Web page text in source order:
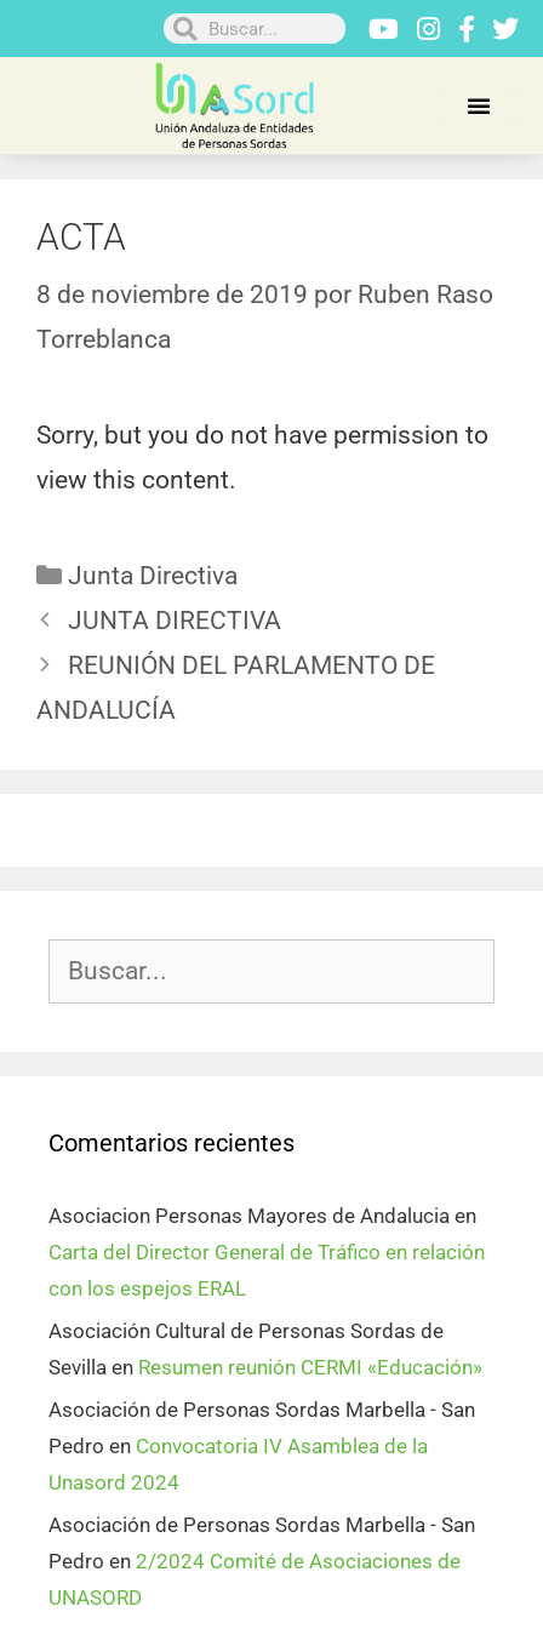
ACTA
8 de noviembre de 2019 por Ruben Raso
Torreblanca
Sorry, but you do not have permission to
view this content.
Junta Directiva
JUNTA DIRECTIVA
REUNIÓN DEL PARLAMENTO DE
ANDALUCÍA
Comentarios recientes
Asociacion Personas Mayores de Andalucia en
Carta del Director General de Tráfico en relación
con los espejos ERAL
Asociación Cultural de Personas Sordas de
Sevilla en Resumen reunión CERMI «Educación»
Asociación de Personas Sordas Marbella - San
Pedro en Convocatoria IV Asamblea de la
Unasord 2024
Asociación de Personas Sordas Marbella - San
Pedro en 2/2024 Comité de Asociaciones de
UNASORD